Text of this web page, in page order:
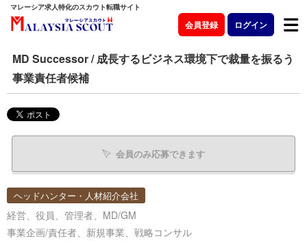
マレーシア求人特化のスカウト転職サイト
会員登録 ログイン
MD Successor / 成長するビジネス環境下で裁量を振るう
事業責任者候補
会員のみ応募できます
ヘッドハンター・人材紹介会社
経営、役員、管理者、MD/GM
事業企画/責任者、新規事業、戦略コンサル